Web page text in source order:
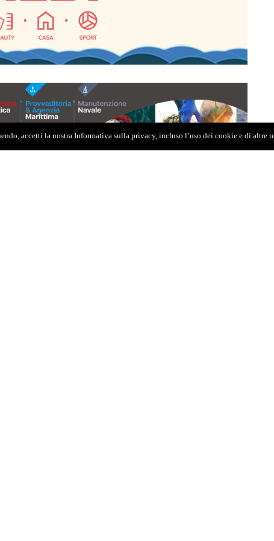
accetti la nostra Informativa sulla privacy, incluso l’uso dei cookie e di altre